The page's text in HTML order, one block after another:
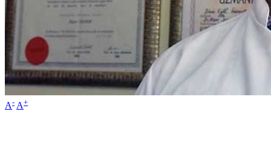
A- A+